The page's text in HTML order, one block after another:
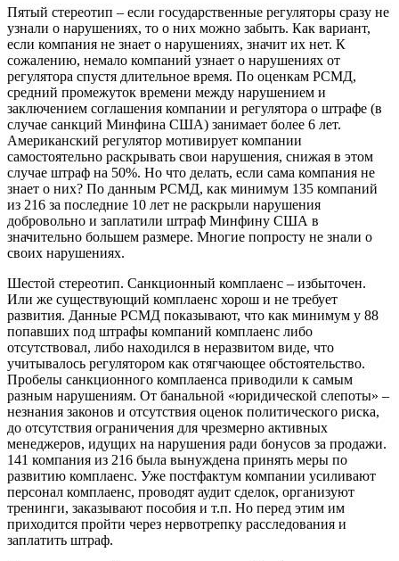
Пятый стереотип – если государственные регуляторы сразу не
узнали о нарушениях, то о них можно забыть. Как вариант,
если компания не знает о нарушениях, значит их нет. К
сожалению, немало компаний узнает о нарушениях от
регулятора спустя длительное время. По оценкам РСМД,
средний промежуток времени между нарушением и
заключением соглашения компании и регулятора о штрафе (в
случае санкций Минфина США) занимает более 6 лет.
Американский регулятор мотивирует компании
самостоятельно раскрывать свои нарушения, снижая в этом
случае штраф на 50%. Но что делать, если сама компания не
знает о них? По данным РСМД, как минимум 135 компаний
из 216 за последние 10 лет не раскрыли нарушения
добровольно и заплатили штраф Минфину США в
значительно большем размере. Многие попросту не знали о
своих нарушениях.
Шестой стереотип. Санкционный комплаенс – избыточен.
Или же существующий комплаенс хорош и не требует
развития. Данные РСМД показывают, что как минимум у 88
попавших под штрафы компаний комплаенс либо
отсутствовал, либо находился в неразвитом виде, что
учитывалось регулятором как отягчающее обстоятельство.
Пробелы санкционного комплаенса приводили к самым
разным нарушениям. От банальной «юридической слепоты» –
незнания законов и отсутствия оценок политического риска,
до отсутствия ограничения для чрезмерно активных
менеджеров, идущих на нарушения ради бонусов за продажи.
141 компания из 216 была вынуждена принять меры по
развитию комплаенс. Уже постфактум компании усиливают
персонал комплаенс, проводят аудит сделок, организуют
тренинги, заказывают пособия и т.п. Но перед этим им
приходится пройти через нервотрепку расследования и
заплатить штраф.